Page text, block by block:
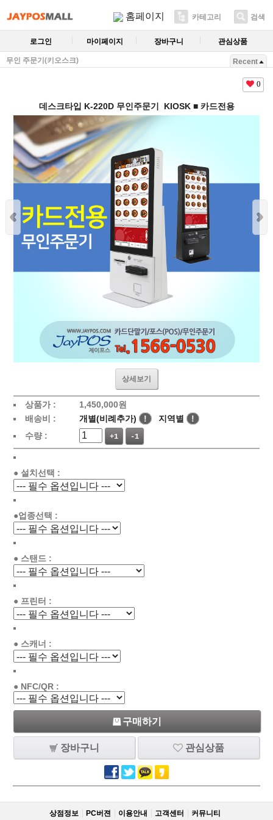
홈페이지 카테고리 검색
로그인 마이페이지 장바구니 관심상품
무인 주문기(키오스크) Recent
0
데스크타입 K-220D 무인주문기 KIOSK ■ 카드전용
상세보기
상품가 :
1,450,000원
배송비 :
개별(비례추가) ! 지역별
!
수량 :
+1 -1
● 설치선택 :
●업종선택 :
● 스탠드 :
● 프린터 :
● 스캐너 :
● NFC/QR :
구매하기
장바구니 관심상품
상점정보 PC버젼 이용안내 고객센터 커뮤니티